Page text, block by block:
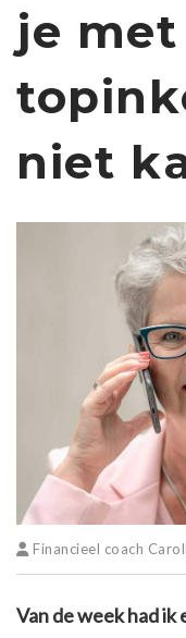
je met
niet
Financieel coach
Van de week had